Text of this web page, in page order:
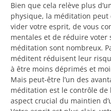
Bien que cela relève plus
physique, la méditation
vider votre esprit, de vous
mentales et de réduire voter
méditation sont nombreux.
méditent réduisent leur
à être moins déprimés et
Mais peut-être l’un des
méditation est le contrôle de
aspect crucial du maintien